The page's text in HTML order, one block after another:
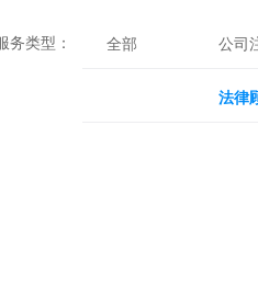
务类型： 全部 公司
法律